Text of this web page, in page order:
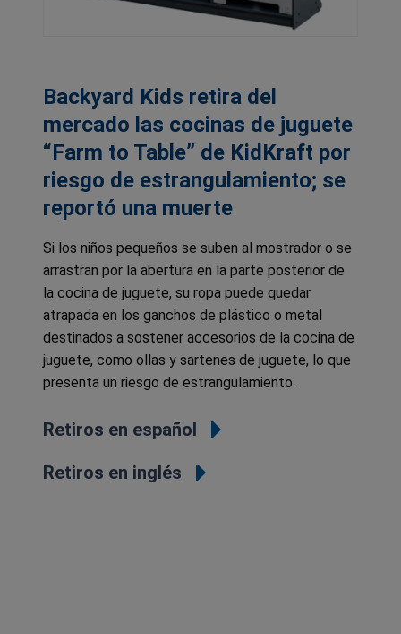
Backyard Kids retira del
mercado las cocinas de juguete
“Farm to Table” de KidKraft por
riesgo de estrangulamiento; se
reportó una muerte
Si los niños pequeños se suben al mostrador o se
arrastran por la abertura en la parte posterior de
la cocina de juguete, su ropa puede quedar
atrapada en los ganchos de plástico o metal
destinados a sostener accesorios de la cocina de
juguete, como ollas y sartenes de juguete, lo que
presenta un riesgo de estrangulamiento.
Retiros en español
Retiros en inglés